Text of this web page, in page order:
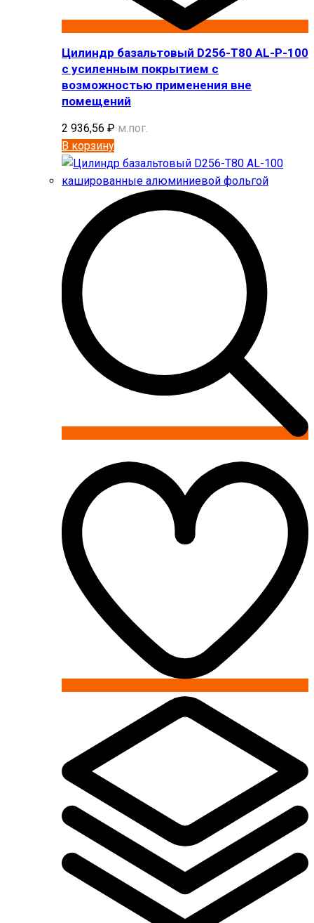
Цилиндр базальтовый D256-T80 AL-P-100
с усиленным покрытием с
возможностью применения вне
помещений
2 936,56 ₽ м.пог.
В корзину